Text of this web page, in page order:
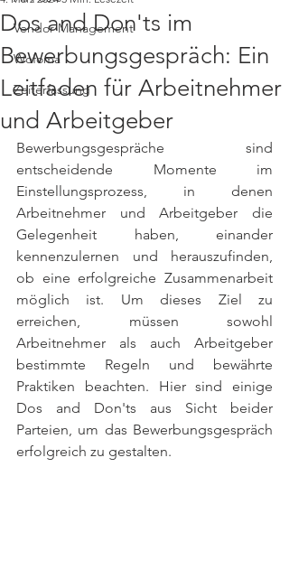
Vendor Management
Wofoma
Zeiterfassung
Dos and Don'ts im
Bewerbungsgespräch: Ein
Leitfaden für Arbeitnehmer
und Arbeitgeber
Bewerbungsgespräche sind
entscheidende Momente im
Einstellungsprozess, in denen
Arbeitnehmer und Arbeitgeber die
Gelegenheit haben, einander
kennenzulernen und herauszufinden,
ob eine erfolgreiche Zusammenarbeit
möglich ist. Um dieses Ziel zu
erreichen, müssen sowohl
Arbeitnehmer als auch Arbeitgeber
bestimmte Regeln und bewährte
Praktiken beachten. Hier sind einige
Dos and Don'ts aus Sicht beider
Parteien, um das Bewerbungsgespräch
erfolgreich zu gestalten.